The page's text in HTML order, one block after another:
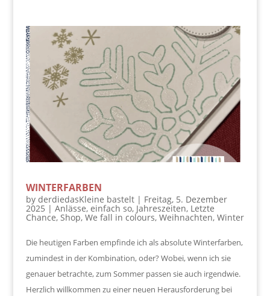
WINTERFARBEN
by derdiedasKleine bastelt| Freitag, 5. Dezember
2025 | Anlässe, einfach so, Jahreszeiten, Letzte
Chance, Shop, We fall in colours, Weihnachten, Winter
Die heutigen Farben empfinde ich als absolute Winterfarben,
zumindest in der Kombination, oder? Wobei, wenn ich sie
genauer betrachte, zum Sommer passen sie auch irgendwie.
Herzlich willkommen zu einer neuen Herausforderung bei